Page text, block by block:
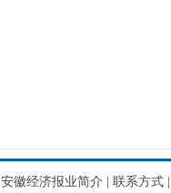
安徽经济报业简介 联系方式